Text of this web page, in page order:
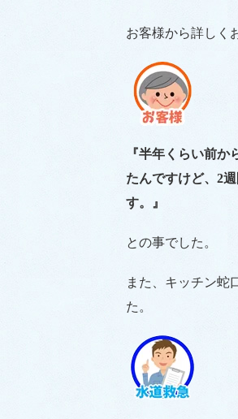
お客様から詳しく
『半年くらい前
たんですけど、2
す。』
との事でした。
また、キッチン蛇
た。